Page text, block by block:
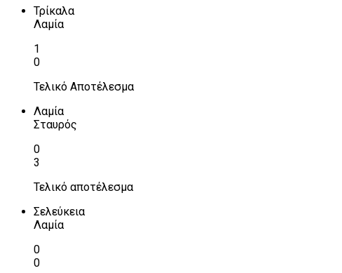
Τρίκαλα
Λαμία
1
0
Τελικό Αποτέλεσμα
Λαμία
Σταυρός
0
3
Τελικό αποτέλεσμα
Σελεύκεια
Λαμία
0
0